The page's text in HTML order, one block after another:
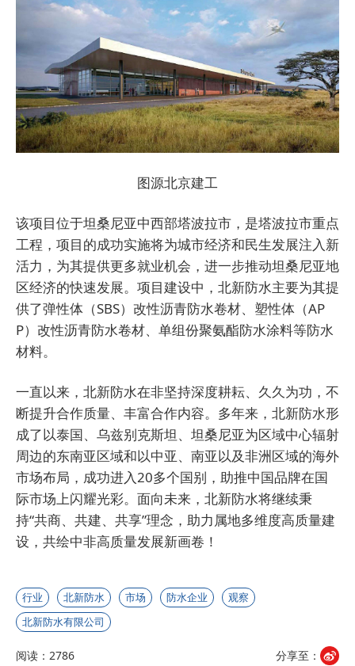
图源北京建工
该项目位于坦桑尼亚中西部塔波拉市，是塔波拉市重点
工程，项目的成功实施将为城市经济和民生发展注入新
活力，为其提供更多就业机会，进一步推动坦桑尼亚地
区经济的快速发展。项目建设中，北新防水主要为其提
供了弹性体（SBS）改性沥青防水卷材、塑性体（AP
P）改性沥青防水卷材、单组份聚氨酯防水涂料等防水
材料。
一直以来，北新防水在非坚持深度耕耘、久久为功，不
断提升合作质量、丰富合作内容。多年来，北新防水形
成了以泰国、乌兹别克斯坦、坦桑尼亚为区域中心辐射
周边的东南亚区域和以中亚、南亚以及非洲区域的海外
市场布局，成功进入20多个国别，助推中国品牌在国
际市场上闪耀光彩。面向未来，北新防水将继续秉
持“共商、共建、共享”理念，助力属地多维度高质量建
设，共绘中非高质量发展新画卷！
行业 北新防水 市场 防水企业
观察
北新防水有限公司
阅读：2786 分享至：